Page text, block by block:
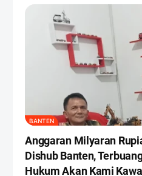
BANTEN
Anggaran Milyaran
Dishub Banten,
Hukum Akan Kami